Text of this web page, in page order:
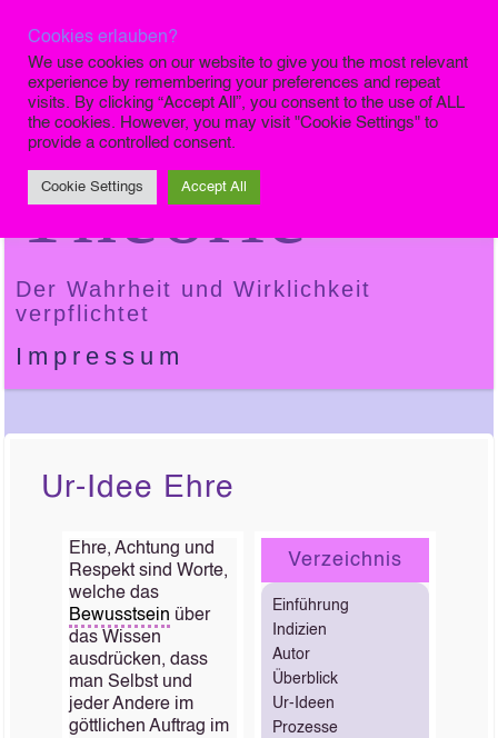
Die Finale
Theorie
Der Wahrheit und Wirklichkeit
verpflichtet
Impressum
Ur-Idee Ehre
Ehre, Achtung und
Respekt sind Worte,
welche das
Bewusstsein über
das Wissen
ausdrücken, dass
man Selbst und
jeder Andere im
göttlichen Auftrag im
Verzeichnis
Einführung
Indizien
Autor
Überblick
Ur-Ideen
Prozesse
Cookies erlauben?
We use cookies on our website to give you the most relevant
experience by remembering your preferences and repeat
visits. By clicking “Accept All”, you consent to the use of ALL
the cookies. However, you may visit "Cookie Settings" to
provide a controlled consent.
Cookie Settings Accept All